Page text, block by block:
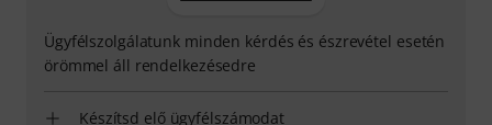
Ügyfélszolgálatunk minden kérdés és észrevétel esetén
örömmel áll rendelkezésedre
Készítsd elő ügyfélszámodat